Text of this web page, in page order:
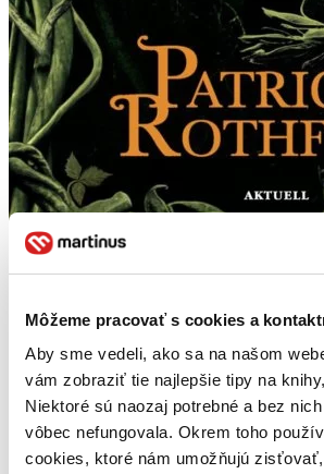
Môžeme pracovať s cookies a
Aby sme vedeli, ako sa na našom
vám zobraziť tie najlepšie tipy na
Niektoré sú naozaj potrebné a bez
vôbec nefungovala. Okrem toho
cookies, ktoré nám umožňujú